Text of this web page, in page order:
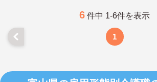
効率化など、ワークライフバランスを保ちながら
年70歳まで長期的に活躍できる制度が盤石に整っ
います。複数施設を経験することで培われるマネ
メント視点は、将来的なエリアマネージャーへの
6 件中 1-6件を表示
1